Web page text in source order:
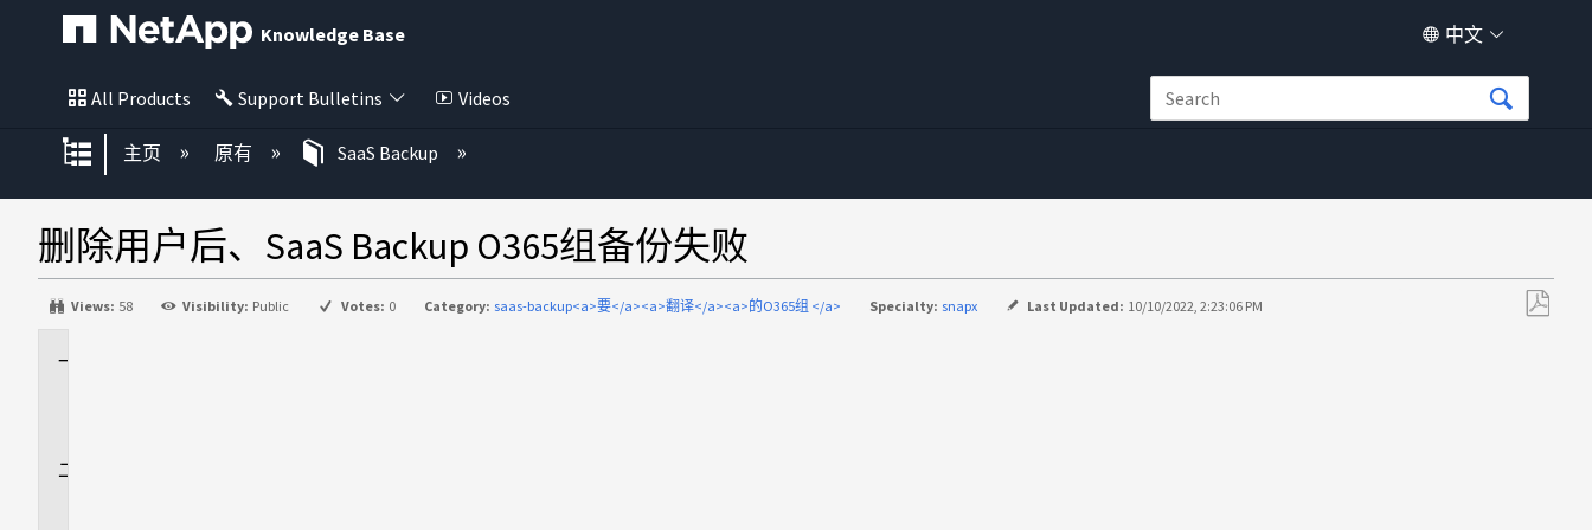
Knowledge Base 中文
All Products Support Bulletins Videos
扩展/隐缩全局层次
主页 原有 SaaS Backup
删除用户后、SaaS Backup O365组备份失败
Views: 58 Visibility: Public Votes: 0 Category: saas-backup<a>要</a><a>翻译</a><a>的O365组 </a> Specialty: snapx Last Updated: 10/10/2022, 2:23:06 PM